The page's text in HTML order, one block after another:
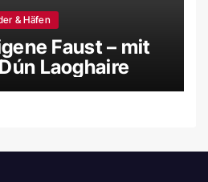
& Häfen
Faust – mit
Laoghaire